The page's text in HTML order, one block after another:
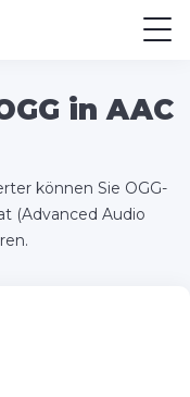
in AAC
können Sie OGG-
(Advanced Audio